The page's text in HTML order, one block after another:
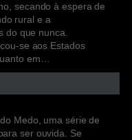
secando à espera de
rural e a
do que nunca.
se aos Estados
em…
Medo, uma série de
ser ouvida. Se